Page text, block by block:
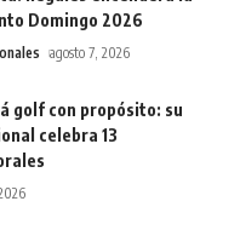
Domingo 2026
agosto 7, 2026
golf con propósito: su
celebra 13